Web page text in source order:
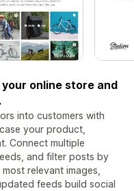
online store and
into customers with
your product,
Connect multiple
and filter posts by
relevant images,
feeds build social